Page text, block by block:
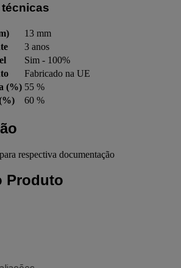
13 mm
3 anos
Sim - 100%
Fabricado na UE
(%) 55 %
60 %
respectiva documentação
Produto